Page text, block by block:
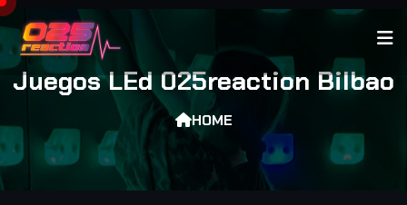
Juegos LEd 025reaction Bilbao
HOME